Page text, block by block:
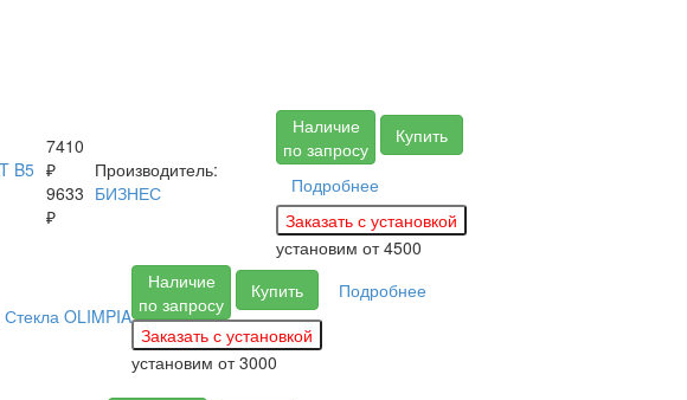
7410
₽
9633
₽
Производитель:
БИЗНЕС
Наличие
по запросу
Купить
Подробнее
установим от 4500
Стекла OLIMPIA
Наличие
по запросу
Купить Подробнее
установим от 3000